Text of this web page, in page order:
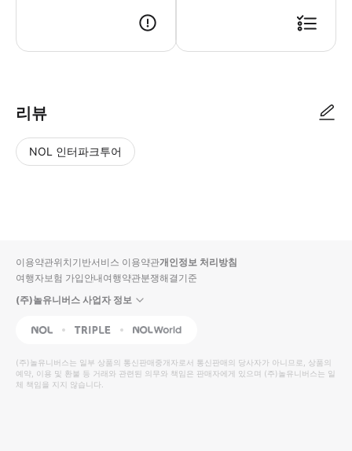
리뷰
NOL 인터파크투어
입니
다.
높
은
순
동
영
상
순
상
이용약관위치기반서비스 이용약관개인정보 처리방침
여행자보험 가입안내여행약관분쟁해결기준
(주)놀유니버스 사업자 정보
NOL Triple Interpark Global
(주)놀유니버스는 일부 상품의 통신판매중개자로서 통신판매의 당사자가 아니므로, 상품의
예약, 이용 및 환불 등 거래와 관련된 의무와 책임은 판매자에게 있으며 (주)놀유니버스는 일
체 책임을 지지 않습니다.